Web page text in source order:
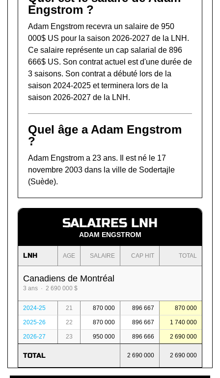
Engstrom ?
Adam Engstrom recevra un salaire de 950
000$ US pour la saison 2026-2027 de la LNH.
Ce salaire représente un cap salarial de 896
666$ US. Son contrat actuel est d'une durée de
3 saisons. Son contrat a débuté lors de la
saison 2024-2025 et terminera lors de la
saison 2026-2027 de la LNH.
Quel âge a Adam Engstrom
?
Adam Engstrom a 23 ans. Il est né le 17
novembre 2003 dans la ville de Sodertajle
(Suède).
SALAIRES LNH
ADAM ENGSTROM
LNH AGE SALAIRE CAP HIT TOTAL
Canadiens de Montréal
3 ans · 2 690 000 $
2024-25 21 870 000 896 667 870 000
2025-26 22 870 000 896 667 1 740 000
2026-27 23 950 000 896 666 2 690 000
TOTAL 2 690 000 2 690 000